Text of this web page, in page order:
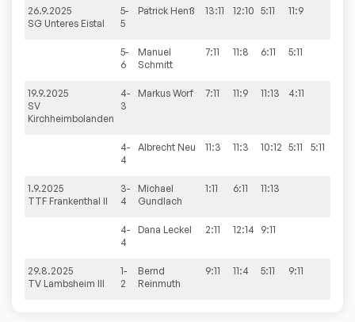
26.9.2025
SG Unteres Eistal
5-
5
Patrick Henß 13:11 12:10 5:11 11:9
5-
6
Manuel
Schmitt
7:11 11:8 6:11 5:11
19.9.2025
SV
Kirchheimbolanden
4-
3
Markus Worf 7:11 11:9 11:13 4:11
4-
4
Albrecht Neu 11:3 11:3 10:12 5:11 5:11
1.9.2025
TTF Frankenthal II
3-
4
Michael
Gundlach
1:11 6:11 11:13
4-
4
Dana Leckel 2:11 12:14 9:11
29.8.2025
TV Lambsheim III
1-
2
Bernd
Reinmuth
9:11 11:4 5:11 9:11